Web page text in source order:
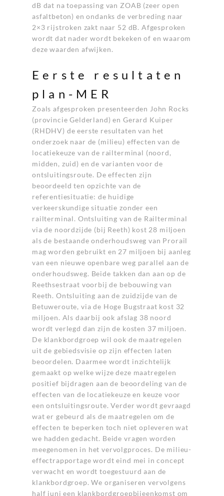
dB dat na toepassing van ZOAB (zeer open
asfaltbeton) en ondanks de verbreding naar
2×3 rijstroken zakt naar 52 dB. Afgesproken
wordt dat nader wordt bekeken of en waarom
deze waarden afwijken.
Eerste resultaten
plan-MER
Zoals afgesproken presenteerden John Rocks
(provincie Gelderland) en Gerard Kuiper
(RHDHV) de eerste resultaten van het
onderzoek naar de (milieu) effecten van de
locatiekeuze van de railterminal (noord,
midden, zuid) en de varianten voor de
ontsluitingsroute. De effecten zijn
beoordeeld ten opzichte van de
referentiesituatie: de huidige
verkeerskundige situatie zonder een
railterminal. Ontsluiting van de Railterminal
via de noordzijde (bij Reeth) kost 28 miljoen
als de bestaande onderhoudsweg van Prorail
mag worden gebruikt en 27 miljoen bij aanleg
van een nieuwe openbare weg parallel aan de
onderhoudsweg. Beide takken dan aan op de
Reethsestraat voorbij de bebouwing van
Reeth. Ontsluiting aan de zuidzijde van de
Betuweroute, via de Hoge Bugstraat kost 32
miljoen. Als daarbij ook afslag 38 noord
wordt verlegd dan zijn de kosten 37 miljoen.
De klankbordgroep wil ook de maatregelen
uit de gebiedsvisie op zijn effecten laten
beoordelen. Daarmee wordt inzichtelijk
gemaakt op welke wijze deze maatregelen
positief bijdragen aan de beoordeling van de
effecten van de locatiekeuze en keuze voor
een ontsluitingsroute. Verder wordt gevraagd
wat er gebeurd als de maatregelen om de
effecten te beperken toch niet opleveren wat
we hadden gedacht. Beide vragen worden
meegenomen in het vervolgproces. De milieu-
effectrapportage wordt eind mei in concept
verwacht en wordt toegestuurd aan de
klankbordgroep. We organiseren vervolgens
half juni een klankbordgroepbijeenkomst om